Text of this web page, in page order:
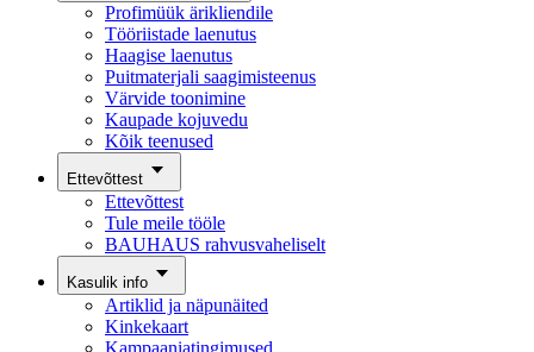
Profimüük ärikliendile
Tööriistade laenutus
Haagise laenutus
Puitmaterjali saagimisteenus
Värvide toonimine
Kaupade kojuvedu
Kõik teenused
Ettevõttest
Ettevõttest
Tule meile tööle
BAUHAUS rahvusvaheliselt
Kasulik info
Artiklid ja näpunäited
Kinkekaart
Kampaaniatingimused